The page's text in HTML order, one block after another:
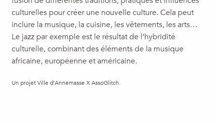
culturelles pour créer une nouvelle culture. Cela peut
inclure la musique, la cuisine, les vêtements, les arts…
Le jazz par exemple est le résultat de l’hybridité
culturelle, combinant des éléments de la musique
africaine, européenne et américaine.
Un projet Ville d’Annemasse X AssoGlitch.